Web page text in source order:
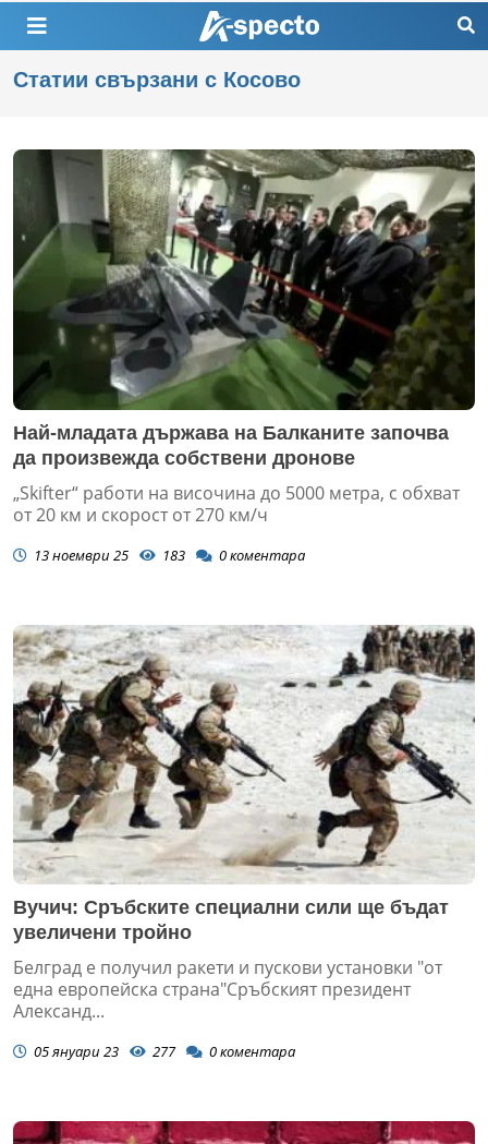
Статии свързани с Косово
Най-младата държава на Балканите започва
да произвежда собствени дронове
„Skifter“ работи на височина до 5000 метра, с обхват
от 20 км и скорост от 270 км/ч
13 ноември 25 183 0коментара
Вучич: Сръбските специални сили ще бъдат
увеличени тройно
Белград е получил ракети и пускови установки "от
една европейска страна"Сръбският президент
Александ...
05 януари 23 277 0коментара